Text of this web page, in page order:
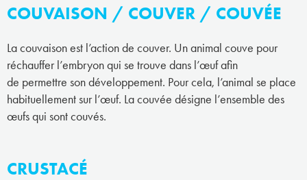
COUVAISON / COUVER / COUVÉE
La couvaison est l’action de couver. Un animal couve pour
réchauffer l’embryon qui se trouve dans l’œuf afin
de permettre son développement. Pour cela, l’animal se place
habituellement sur l’œuf. La couvée désigne l’ensemble des
œufs qui sont couvés.
CRUSTACÉ